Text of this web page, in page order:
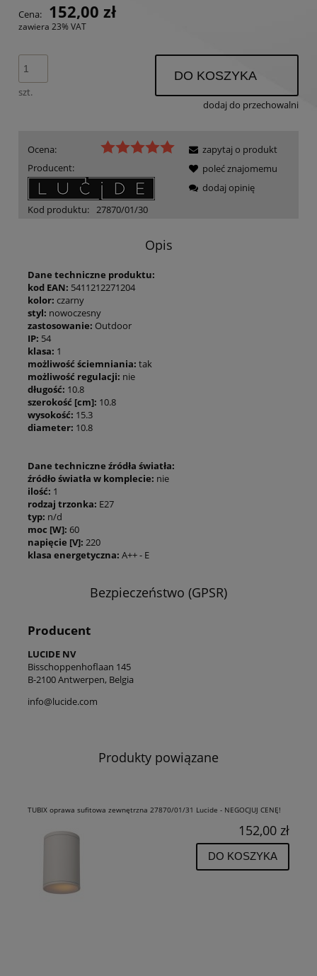
Cena: 152,00 zł
zawiera 23% VAT
szt.
DO KOSZYKA
dodaj do przechowalni
Ocena:
Producent:
Kod produktu: 27870/01/30
zapytaj o produkt
poleć znajomemu
dodaj opinię
Opis
Dane techniczne produktu:
kod EAN: 5411212271204
kolor: czarny
styl: nowoczesny
zastosowanie: Outdoor
IP: 54
klasa: 1
możliwość ściemniania: tak
możliwość regulacji: nie
długość: 10.8
szerokość [cm]: 10.8
wysokość: 15.3
diameter: 10.8
Dane techniczne źródła światła:
źródło światła w komplecie: nie
ilość: 1
rodzaj trzonka: E27
typ: n/d
moc [W]: 60
napięcie [V]: 220
klasa energetyczna: A++ - E
Bezpieczeństwo (GPSR)
Producent
LUCIDE NV
Bisschoppenhoflaan 145
B-2100 Antwerpen, Belgia
info@lucide.com
Produkty powiązane
TUBIX oprawa sufitowa zewnętrzna 27870/01/31 Lucide - NEGOCJUJ CENĘ!
152,00 zł
DO KOSZYKA